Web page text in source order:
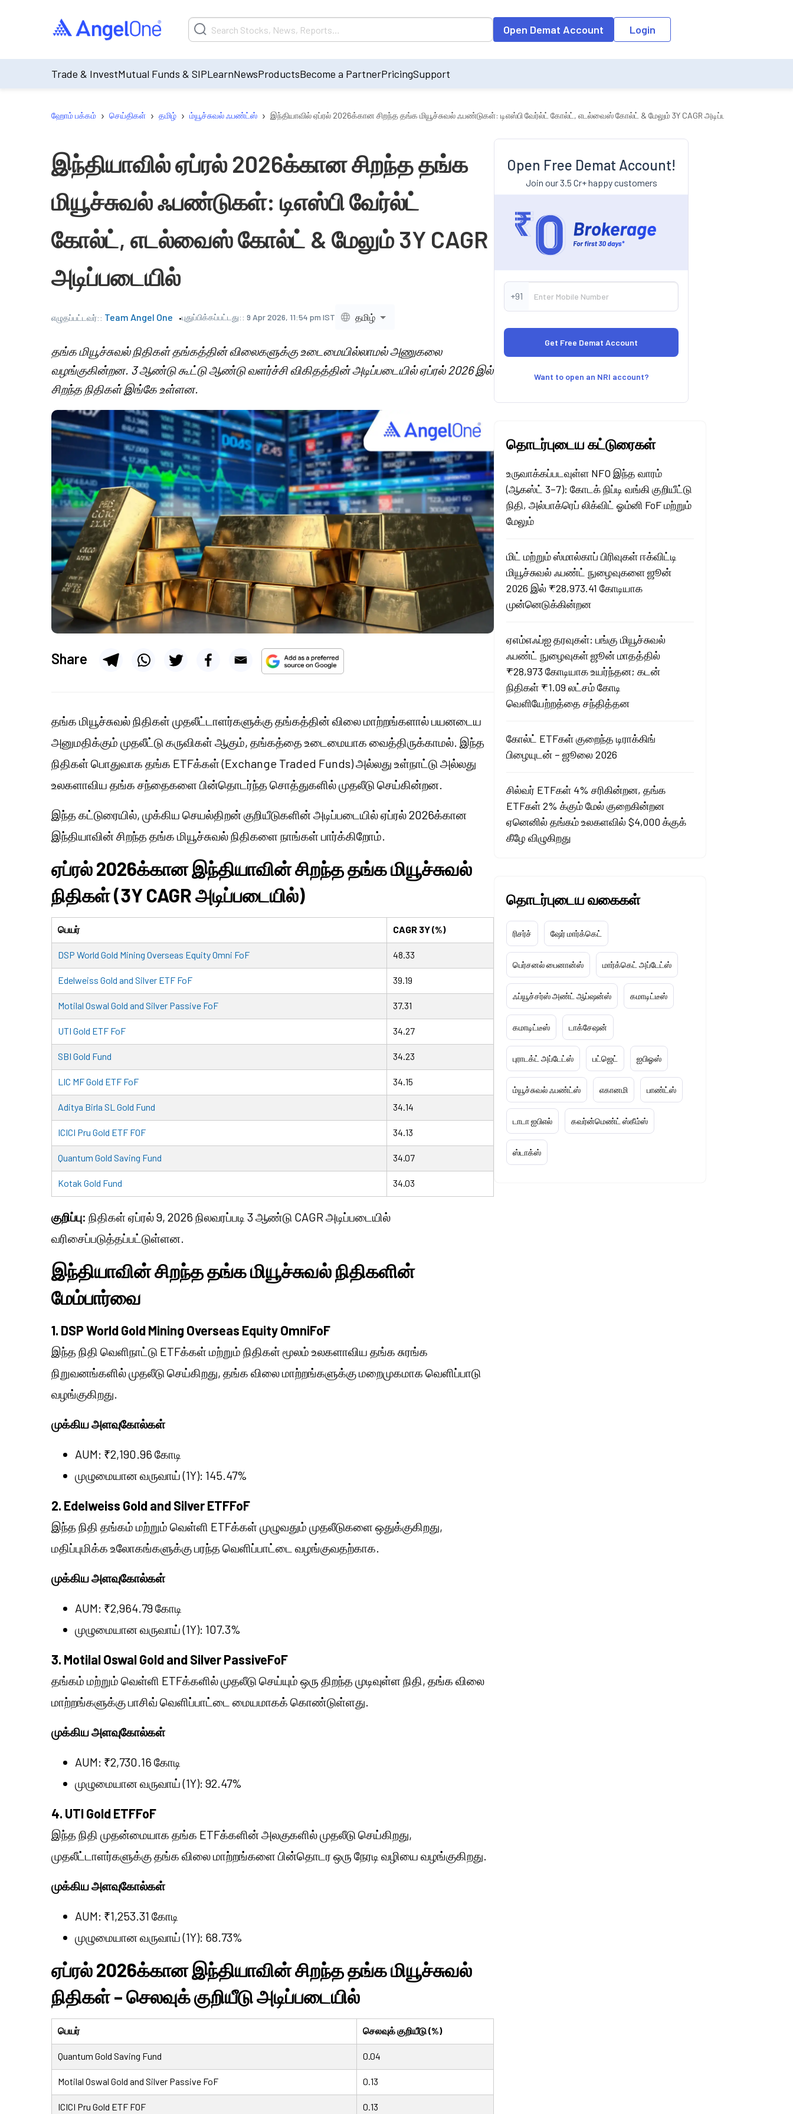
Open Demat Account Login
Trade & InvestMutual Funds & SIPLearnNewsProductsBecome a PartnerPricingSupport
ஹோம் பக்கம் › செய்திகள் › தமிழ் › ம்யூச்சுவல் ஃபண்ட்ஸ் › இந்தியாவில் ஏப்ரல் 2026க்கான சிறந்த தங்க மியூச்சுவல் ஃபண்டுகள்: டிஎஸ்பி வேர்ல்ட் கோல்ட், எடல்வைஸ் கோல்ட் & மேலும் 3Y CAGR அடிப்படையில்
இந்தியாவில் ஏப்ரல் 2026க்கான சிறந்த தங்க
மியூச்சுவல் ஃபண்டுகள்: டிஎஸ்பி வேர்ல்ட்
கோல்ட், எடல்வைஸ் கோல்ட் & மேலும் 3Y CAGR
அடிப்படையில்
எழுதப்பட்டவர்:: Team Angel One புதுப்பிக்கப்பட்டது:: 9 Apr 2026, 11:54 pm IST தமிழ்
தங்க மியூச்சுவல் நிதிகள் தங்கத்தின் விலைகளுக்கு உடைமையில்லாமல் அணுகலை
வழங்குகின்றன. 3 ஆண்டு கூட்டு ஆண்டு வளர்ச்சி விகிதத்தின் அடிப்படையில் ஏப்ரல் 2026 இல்
சிறந்த நிதிகள் இங்கே உள்ளன.
Share
தங்க மியூச்சுவல் நிதிகள் முதலீட்டாளர்களுக்கு தங்கத்தின் விலை மாற்றங்களால் பயனடைய
அனுமதிக்கும் முதலீட்டு கருவிகள் ஆகும், தங்கத்தை உடைமையாக வைத்திருக்காமல். இந்த
நிதிகள் பொதுவாக தங்க ETFக்கள் (Exchange Traded Funds) அல்லது உள்நாட்டு அல்லது
உலகளாவிய தங்க சந்தைகளை பின்தொடர்ந்த சொத்துகளில் முதலீடு செய்கின்றன.
இந்த கட்டுரையில், முக்கிய செயல்திறன் குறியீடுகளின் அடிப்படையில் ஏப்ரல் 2026க்கான
இந்தியாவின் சிறந்த தங்க மியூச்சுவல் நிதிகளை நாங்கள் பார்க்கிறோம்.
ஏப்ரல் 2026க்கான இந்தியாவின் சிறந்த தங்க மியூச்சுவல்
நிதிகள் (3Y CAGR அடிப்படையில்)
பெயர் CAGR 3Y (%)
DSP World Gold Mining Overseas Equity Omni FoF 48.33
Edelweiss Gold and Silver ETF FoF 39.19
Motilal Oswal Gold and Silver Passive FoF 37.31
UTI Gold ETF FoF 34.27
SBI Gold Fund 34.23
LIC MF Gold ETF FoF 34.15
Aditya Birla SL Gold Fund 34.14
ICICI Pru Gold ETF FOF 34.13
Quantum Gold Saving Fund 34.07
Kotak Gold Fund 34.03
குறிப்பு: நிதிகள் ஏப்ரல் 9, 2026 நிலவரப்படி 3 ஆண்டு CAGR அடிப்படையில்
வரிசைப்படுத்தப்பட்டுள்ளன.
இந்தியாவின் சிறந்த தங்க மியூச்சுவல் நிதிகளின்
மேம்பார்வை
1. DSP World Gold Mining Overseas Equity OmniFoF
இந்த நிதி வெளிநாட்டு ETFக்கள் மற்றும் நிதிகள் மூலம் உலகளாவிய தங்க சுரங்க
நிறுவனங்களில் முதலீடு செய்கிறது, தங்க விலை மாற்றங்களுக்கு மறைமுகமாக வெளிப்பாடு
வழங்குகிறது.
முக்கிய அளவுகோல்கள்
AUM: ₹2,190.96 கோடி
முழுமையான வருவாய் (1Y): 145.47%
2. Edelweiss Gold and Silver ETFFoF
இந்த நிதி தங்கம் மற்றும் வெள்ளி ETFக்கள் முழுவதும் முதலீடுகளை ஒதுக்குகிறது,
மதிப்புமிக்க உலோகங்களுக்கு பரந்த வெளிப்பாட்டை வழங்குவதற்காக.
முக்கிய அளவுகோல்கள்
AUM: ₹2,964.79 கோடி
முழுமையான வருவாய் (1Y): 107.3%
3. Motilal Oswal Gold and Silver PassiveFoF
தங்கம் மற்றும் வெள்ளி ETFக்களில் முதலீடு செய்யும் ஒரு திறந்த முடிவுள்ள நிதி, தங்க விலை
மாற்றங்களுக்கு பாசிவ் வெளிப்பாட்டை மையமாகக் கொண்டுள்ளது.
முக்கிய அளவுகோல்கள்
AUM: ₹2,730.16 கோடி
முழுமையான வருவாய் (1Y): 92.47%
4. UTI Gold ETFFoF
இந்த நிதி முதன்மையாக தங்க ETFக்களின் அலகுகளில் முதலீடு செய்கிறது,
முதலீட்டாளர்களுக்கு தங்க விலை மாற்றங்களை பின்தொடர ஒரு நேரடி வழியை வழங்குகிறது.
முக்கிய அளவுகோல்கள்
AUM: ₹1,253.31 கோடி
முழுமையான வருவாய் (1Y): 68.73%
ஏப்ரல் 2026க்கான இந்தியாவின் சிறந்த தங்க மியூச்சுவல்
நிதிகள் – செலவுக் குறியீடு அடிப்படையில்
பெயர் செலவுக் குறியீடு (%)
Quantum Gold Saving Fund 0.04
Motilal Oswal Gold and Silver Passive FoF 0.13
ICICI Pru Gold ETF FOF 0.13
Open Free Demat Account!
Join our 3.5 Cr+ happy customers
+91
Want to open an NRI account?
தொடர்புடைய கட்டுரைகள்
உருவாக்கப்படவுள்ள NFO இந்த வாரம்
(ஆகஸ்ட் 3–7): கோடக் நிப்டி வங்கி குறியீட்டு
நிதி, அல்பாக்ரெப் லிக்விட் ஓம்னி FoF மற்றும்
மேலும்
மிட் மற்றும் ஸ்மால்காப் பிரிவுகள் ஈக்விட்டி
மியூச்சுவல் ஃபண்ட் நுழைவுகளை ஜூன்
2026 இல் ₹28,973.41 கோடியாக
முன்னெடுக்கின்றன
ஏஎம்எஃப்ஐ தரவுகள்: பங்கு மியூச்சுவல்
ஃபண்ட் நுழைவுகள் ஜூன் மாதத்தில்
₹28,973 கோடியாக உயர்ந்தன; கடன்
நிதிகள் ₹1.09 லட்சம் கோடி
வெளியேற்றத்தை சந்தித்தன
கோல்ட் ETFகள் குறைந்த டிராக்கிங்
பிழையுடன் – ஜூலை 2026
சில்வர் ETFகள் 4% சரிகின்றன, தங்க
ETFகள் 2% க்கும் மேல் குறைகின்றன
ஏனெனில் தங்கம் உலகளவில் $4,000 க்குக்
கீழே விழுகிறது
தொடர்புடைய வகைகள்
ரிசர்ச் ஷேர் மார்க்கெட்
பெர்சனல் பைனான்ஸ் மார்க்கெட் அப்டேட்ஸ்
ஃப்யூச்சர்ஸ் அண்ட் ஆப்ஷன்ஸ் கமாடிட்டீஸ்
கமாடிட்டீஸ் டாக்சேஷன்
புராடக்ட் அப்டேட்ஸ் பட்ஜெட் ஐபிஓஸ்
ம்யூச்சுவல் ஃபண்ட்ஸ் எகானமி பாண்ட்ஸ்
டாடா ஐபிஎல் கவர்ன்மெண்ட் ஸ்கீம்ஸ்
ஸ்டாக்ஸ்